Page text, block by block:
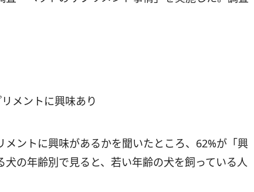
メントに興味あり
ントに興味があるかを聞いたところ、62%が「興
の年齢別で見ると、若い年齢の犬を飼っている人